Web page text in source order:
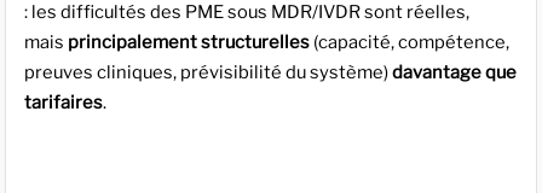
: les difficultés des PME sous MDR/IVDR sont réelles,
mais principalement structurelles(capacité, compétence,
preuves cliniques, prévisibilité du système)davantage que
tarifaires.